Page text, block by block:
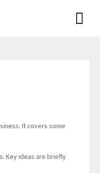
It covers some
Key ideas are briefly